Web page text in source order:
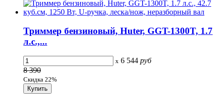
Триммер бензиновый, Huter, GGT-1300T, 1.7
л.с.,...
x 6 544 руб
8 390
Скидка 22%